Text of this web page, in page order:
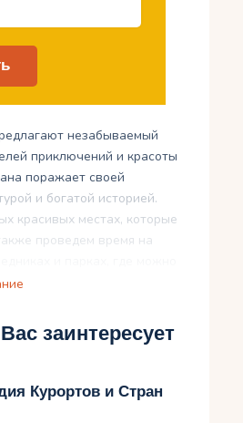
незабываемый
приключений и красоты
поражает своей
и богатой историей.
красивых местах, которые
проведем время на
красотой
замки и дворцы, которые
и расскажут интересную
сербская кухня
заинтересует
Курортов и Стран